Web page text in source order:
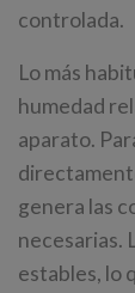
controlada.
Lo más
humedad
aparato.
genera las
necesarias.
estables, lo